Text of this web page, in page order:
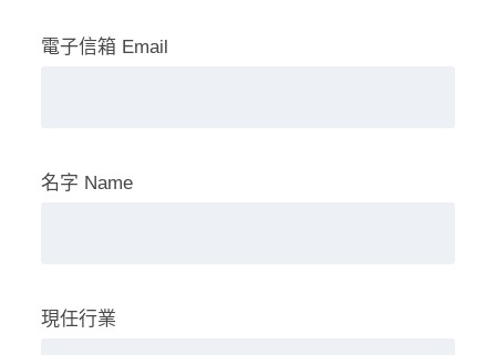
電子信箱 Email
名字 Name
現任行業